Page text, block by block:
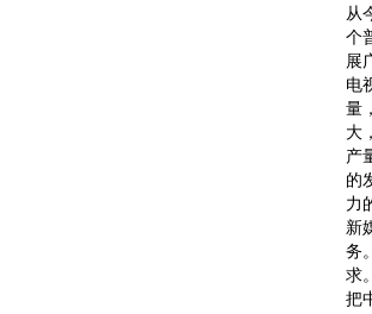
从
个
展
电
量
大
产
的
力
新
务
求
把